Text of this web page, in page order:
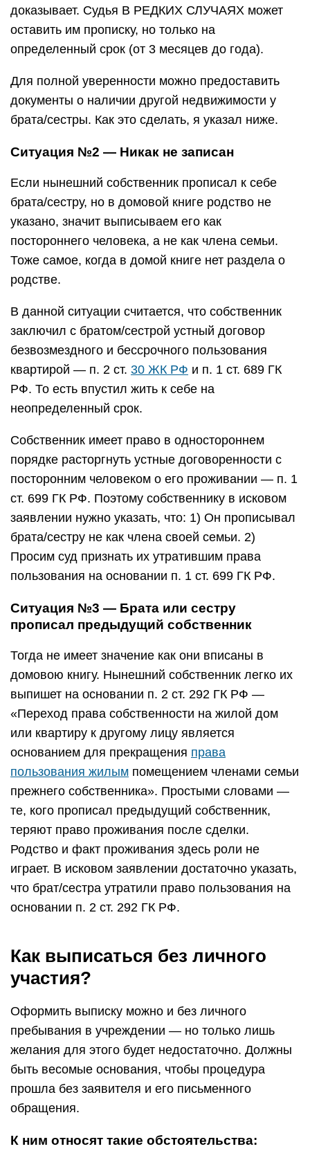
доказывает. Судья В РЕДКИХ СЛУЧАЯХ может
оставить им прописку, но только на
определенный срок (от 3 месяцев до года).
Для полной уверенности можно предоставить
документы о наличии другой недвижимости у
брата/сестры. Как это сделать, я указал ниже.
Ситуация №2 — Никак не записан
Если нынешний собственник прописал к себе
брата/сестру, но в домовой книге родство не
указано, значит выписываем его как
постороннего человека, а не как члена семьи.
Тоже самое, когда в домой книге нет раздела о
родстве.
В данной ситуации считается, что собственник
заключил с братом/сестрой устный договор
безвозмездного и бессрочного пользования
квартирой — п. 2 ст. 30 ЖК РФ и п. 1 ст. 689 ГК
РФ. То есть впустил жить к себе на
неопределенный срок.
Собственник имеет право в одностороннем
порядке расторгнуть устные договоренности с
посторонним человеком о его проживании — п. 1
ст. 699 ГК РФ. Поэтому собственнику в исковом
заявлении нужно указать, что: 1) Он прописывал
брата/сестру не как члена своей семьи. 2)
Просим суд признать их утратившим права
пользования на основании п. 1 ст. 699 ГК РФ.
Ситуация №3 — Брата или сестру
прописал предыдущий собственник
Тогда не имеет значение как они вписаны в
домовою книгу. Нынешний собственник легко их
выпишет на основании п. 2 ст. 292 ГК РФ —
«Переход права собственности на жилой дом
или квартиру к другому лицу является
основанием для прекращения права
пользования жилым помещением членами семьи
прежнего собственника». Простыми словами —
те, кого прописал предыдущий собственник,
теряют право проживания после сделки.
Родство и факт проживания здесь роли не
играет. В исковом заявлении достаточно указать,
что брат/сестра утратили право пользования на
основании п. 2 ст. 292 ГК РФ.
Как выписаться без личного
участия?
Оформить выписку можно и без личного
пребывания в учреждении — но только лишь
желания для этого будет недостаточно. Должны
быть весомые основания, чтобы процедура
прошла без заявителя и его письменного
обращения.
К ним относят такие обстоятельства: